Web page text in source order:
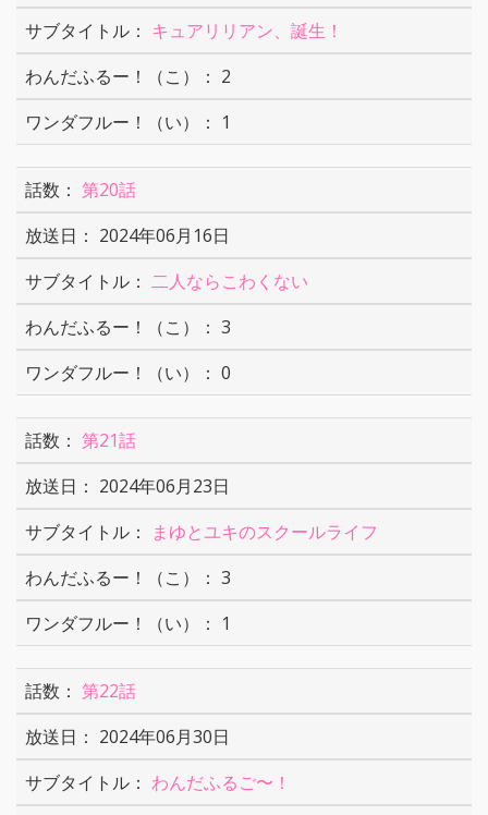
キュアリリアン、誕生！
2
1
第20話
2024年06月16日
二人ならこわくない
3
0
第21話
2024年06月23日
まゆとユキのスクールライフ
3
1
第22話
2024年06月30日
わんだふるご〜！